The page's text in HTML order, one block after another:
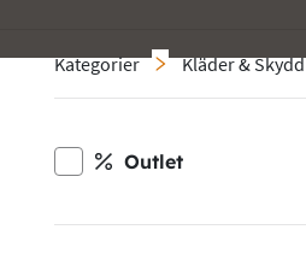
Kategorier Kläder & Skydd
Outlet